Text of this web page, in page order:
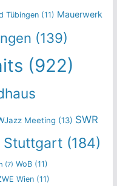
Tübingen(11) Mauerwerk
(139)
(922)
Meeting (13) SWR
Stuttgart(184)
(7) WoB(11)
Wien(11)